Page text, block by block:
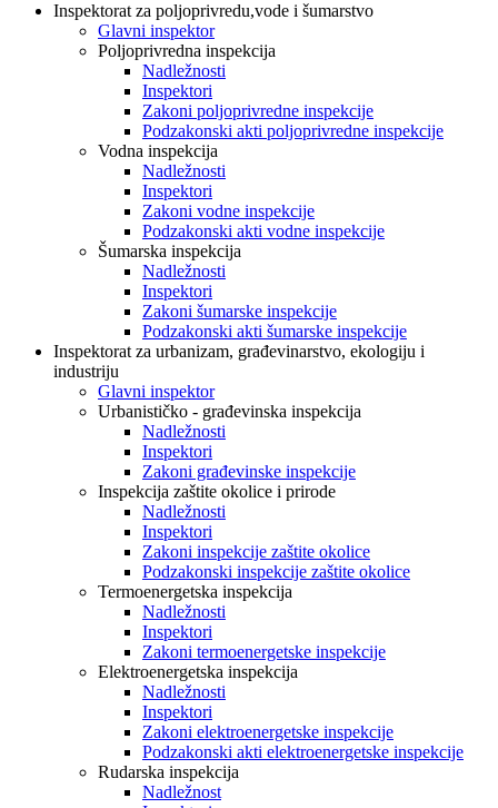
Inspektorat za poljoprivredu,vode i šumarstvo
Glavni inspektor
Poljoprivredna inspekcija
Nadležnosti
Inspektori
Zakoni poljoprivredne inspekcije
Podzakonski akti poljoprivredne inspekcije
Vodna inspekcija
Nadležnosti
Inspektori
Zakoni vodne inspekcije
Podzakonski akti vodne inspekcije
Šumarska inspekcija
Nadležnosti
Inspektori
Zakoni šumarske inspekcije
Podzakonski akti šumarske inspekcije
Inspektorat za urbanizam, građevinarstvo, ekologiju i
industriju
Glavni inspektor
Urbanističko - građevinska inspekcija
Nadležnosti
Inspektori
Zakoni građevinske inspekcije
Inspekcija zaštite okolice i prirode
Nadležnosti
Inspektori
Zakoni inspekcije zaštite okolice
Podzakonski inspekcije zaštite okolice
Termoenergetska inspekcija
Nadležnosti
Inspektori
Zakoni termoenergetske inspekcije
Elektroenergetska inspekcija
Nadležnosti
Inspektori
Zakoni elektroenergetske inspekcije
Podzakonski akti elektroenergetske inspekcije
Rudarska inspekcija
Nadležnost